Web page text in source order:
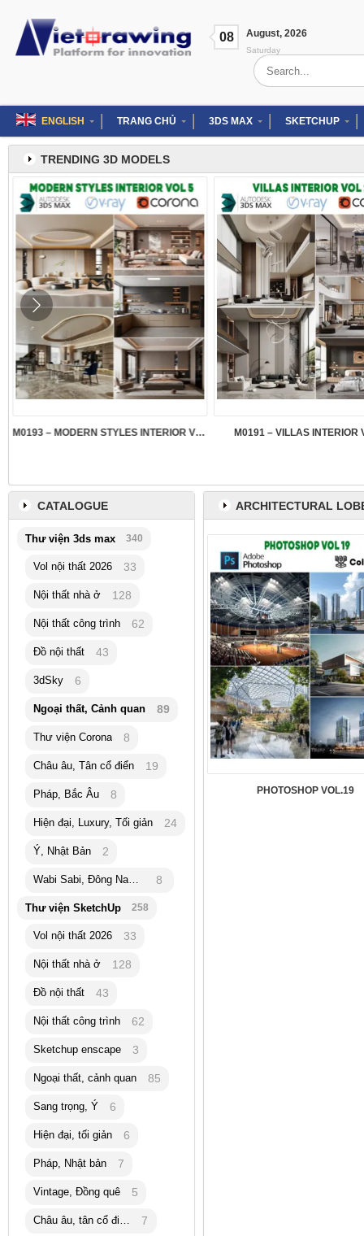
content
08 August, 2026
Saturday
Search
for:
ENGLISH TRANG CHỦ 3DS MAX SKETCHUP
TRENDING 3D MODELS
M0193 – MODERN STYLES INTERIOR VOL.5 M0191 – VILLAS INTERIOR
ARCHITECTURAL
PHOTOSHOP VOL.19
CATALOGUE
Thư viện 3ds max 340
Vol nội thất 2026 33
Nội thất nhà ở 128
Nội thất công trình 62
Đồ nội thất 43
3dSky 6
Ngoại thất, Cảnh quan 89
Thư viện Corona 8
Châu âu, Tân cổ điển 19
Pháp, Bắc Âu 8
Hiện đại, Luxury, Tối giản 24
Ý, Nhật Bản 2
Wabi Sabi, Đông Nam Á 8
Thư viện SketchUp 258
Vol nội thất 2026 33
Nội thất nhà ở 128
Đồ nội thất 43
Nội thất công trình 62
Sketchup enscape 3
Ngoại thất, cảnh quan 85
Sang trọng, Ý 6
Hiện đại, tối giản 6
Pháp, Nhật bản 7
Vintage, Đồng quê 5
Châu âu, tân cổ điển 7